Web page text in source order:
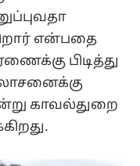
என்பதை
பிடித்து
என்று காவல்துறை